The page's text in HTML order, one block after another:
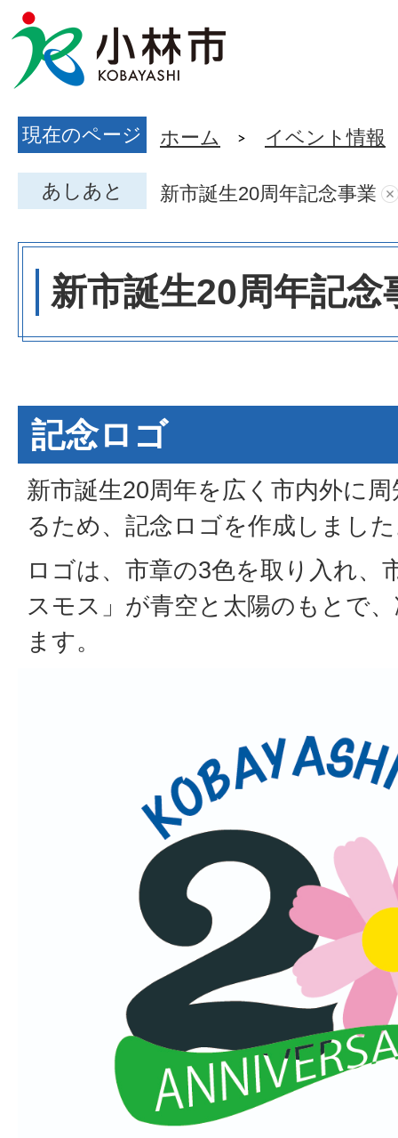
現在のページ ホーム イベント情報
あしあと 新市誕生20周年記念事業
新市誕生20周年記念
記念ロゴ
新市誕生20周年を広く市内外に
るため、記念ロゴを作成しまし
ロゴは、市章の3色を取り入れ、
スモス」が青空と太陽のもとで
ます。